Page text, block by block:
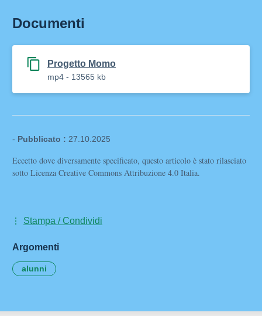
Documenti
Progetto Momo
mp4 - 13565 kb
- Pubblicato : 27.10.2025
Eccetto dove diversamente specificato, questo articolo è stato rilasciato
sotto Licenza Creative Commons Attribuzione 4.0 Italia.
Stampa / Condividi
Argomenti
alunni